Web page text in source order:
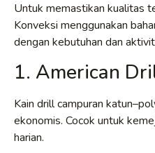
Untuk memastikan kualitas
Konveksi menggunakan
dengan kebutuhan dan
1. American
Kain drill campuran
ekonomis. Cocok untuk
harian.